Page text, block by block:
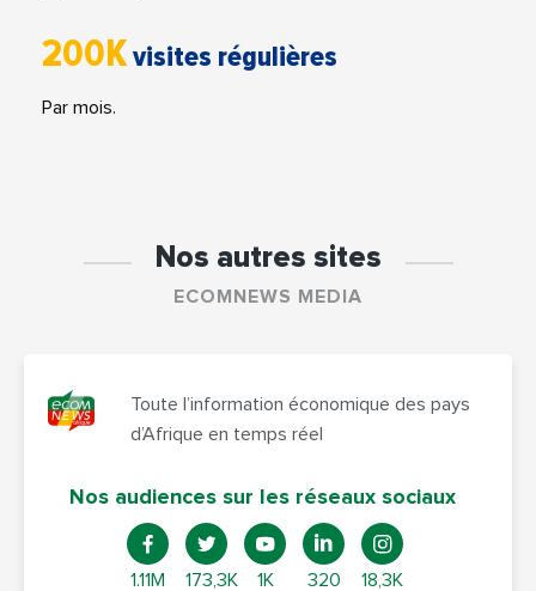
200Kvisites régulières
Par mois.
Nos autres sites
ECOMNEWS MEDIA
Toute l’information économique des pays
d’Afrique en temps réel
Nos audiences sur les réseaux sociaux
1.11M 173,3K 1K 320 18,3K